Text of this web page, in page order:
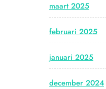
maart 2025
februari 2025
januari 2025
december 2024